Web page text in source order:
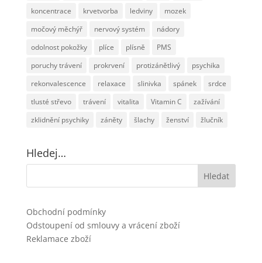
koncentrace
krvetvorba ledviny
mozek
močový měchýř
nervový systém
nádory
odolnost pokožky
plíce plísně
PMS
poruchy trávení
prokrvení protizánětlivý
psychika
rekonvalescence
relaxace slinivka spánek
srdce
tlusté střevo
trávení vitalita Vitamin C
zažívání
zklidnění psychiky
záněty šlachy ženství žlučník
Hledej…
Obchodní podmínky
Odstoupení od smlouvy a vrácení zboží
Reklamace zboží